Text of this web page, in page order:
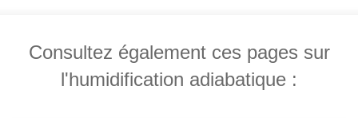
Consultez également ces pages sur
l'humidification adiabatique :